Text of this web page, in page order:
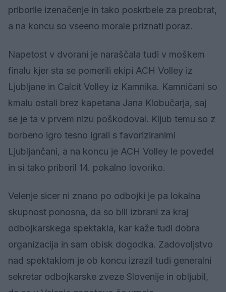
priborile izenačenje in tako poskrbele za preobrat,
a na koncu so vseeno morale priznati poraz.
Napetost v dvorani je naraščala tudi v moškem
finalu kjer sta se pomerili ekipi ACH Volley iz
Ljubljane in Calcit Volley iz Kamnika. Kamničani so
kmalu ostali brez kapetana Jana Klobučarja, saj
se je ta v prvem nizu poškodoval. Kljub temu so z
borbeno igro tesno igrali s favoriziranimi
Ljubljančani, a na koncu je ACH Volley le povedel
in si tako priboril 14. pokalno lovoriko.
Velenje sicer ni znano po odbojki je pa lokalna
skupnost ponosna, da so bili izbrani za kraj
odbojkarskega spektakla, kar kaže tudi dobra
organizacija in sam obisk dogodka. Zadovoljstvo
nad spektaklom je ob koncu izrazil tudi generalni
sekretar odbojkarske zveze Slovenije in obljubil,